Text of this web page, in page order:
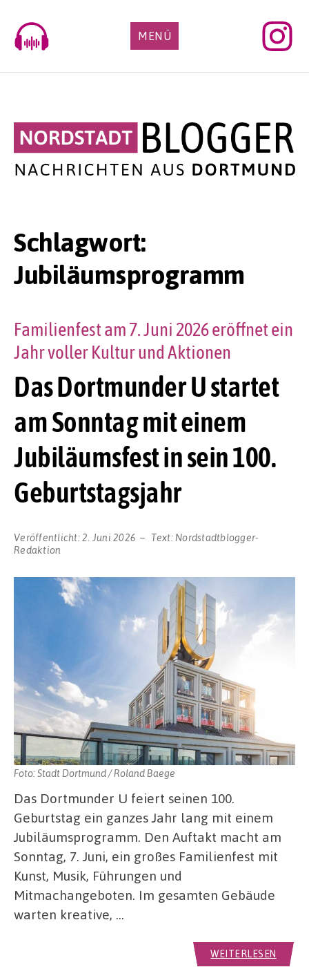
content
MENÜ
Schlagwort:
Jubiläumsprogramm
Das Dortmunder U startet
am Sonntag mit einem
Jubiläumsfest in sein 100.
Geburtstagsjahr
Familienfest am 7. Juni 2026 eröffnet ein
Jahr voller Kultur und Aktionen
Veröffentlicht:2. Juni 2026 Text: Nordstadtblogger-
Redaktion
Foto: Stadt Dortmund / Roland Baege
Das Dortmunder U feiert seinen 100.
Geburtstag ein ganzes Jahr lang mit einem
Jubiläumsprogramm. Den Auftakt macht am
Sonntag, 7. Juni, ein großes Familienfest mit
Kunst, Musik, Führungen und
Mitmachangeboten. Im gesamten Gebäude
warten kreative, …
WEITERLESEN